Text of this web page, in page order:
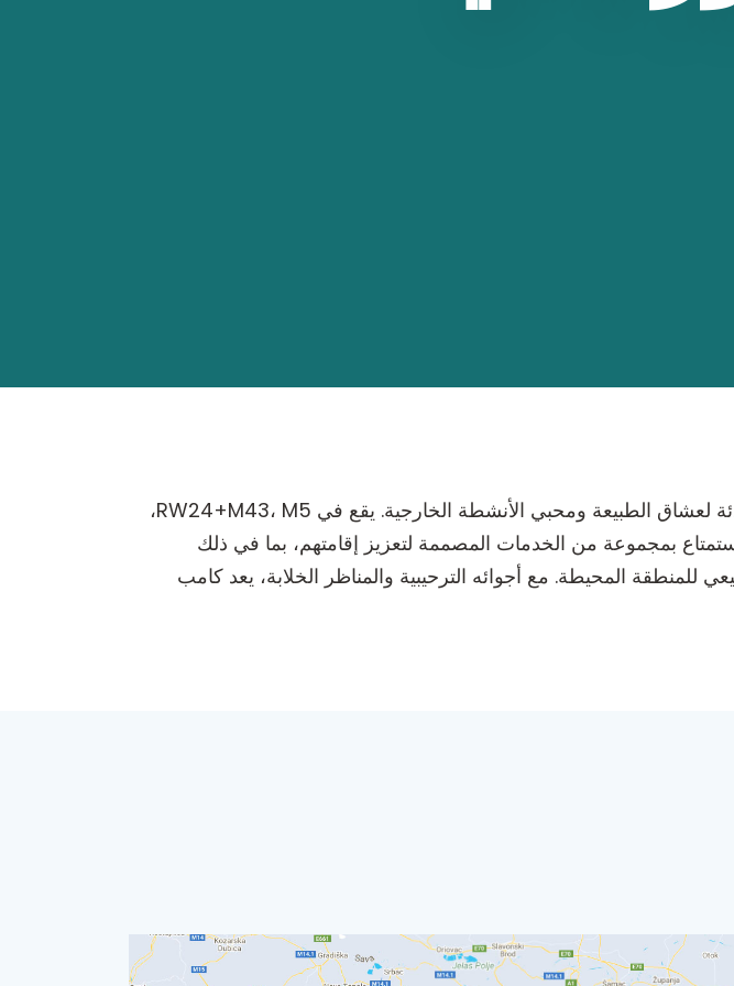
كامب أورلجاني، الواقع في المنطقة الخلابة من بيهاتش، يقدم تجربة تخييم هادئة لعشاق الطبيعة ومحبي الأنشطة الخارجية. يقع في RW24+M43، M5،
بمجموعة من الخدمات المصممة لتعزيز إقامتهم، بما في ذلك
للمنطقة المحيطة. مع أجوائه الترحيبية والمناظر الخلابة، يعد كامب